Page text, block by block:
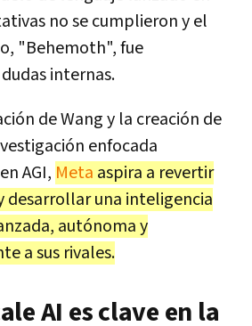
no se cumplieron y el
"Behemoth", fue
internas.
de Wang y la creación de
enfocada
AGI, Meta aspira a revertir
desarrollar una inteligencia
autónoma y
a sus rivales.
AI es clave en la